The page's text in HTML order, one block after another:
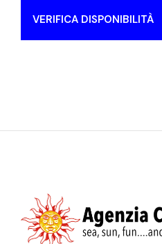
VERIFICA DISPONIBILITÀ